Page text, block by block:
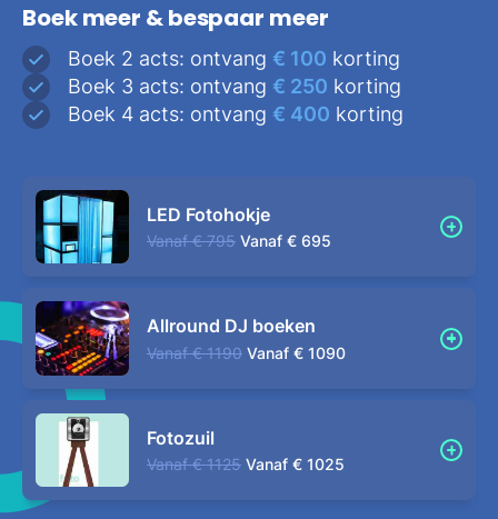
Boek meer & bespaar meer
Boek 2 acts: ontvang € 100 korting
Boek 3 acts: ontvang € 250 korting
Boek 4 acts: ontvang € 400 korting
LED Fotohokje
Vanaf € 795 Vanaf € 695
Allround DJ boeken
Vanaf € 1190 Vanaf € 1090
Fotozuil
Vanaf € 1125 Vanaf € 1025